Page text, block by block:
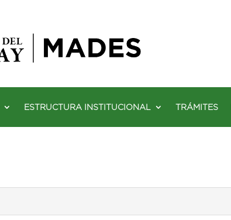
ESTRUCTURA INSTITUCIONAL TRÁMITES